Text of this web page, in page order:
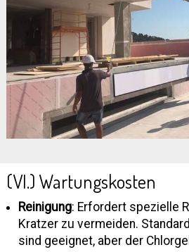
(VI.) Wartungskosten
Reinigung: Erfordert spezielle
Kratzer zu vermeiden.
sind geeignet, aber der